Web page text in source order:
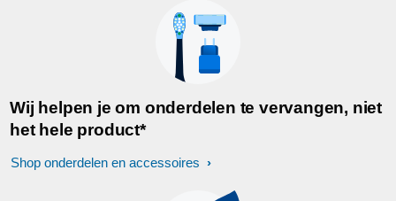
Wij helpen je om onderdelen te vervangen, niet
het hele product*
Shop onderdelen en accessoires